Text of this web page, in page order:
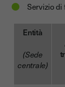
Servizio
Entità
(Sede
centrale)